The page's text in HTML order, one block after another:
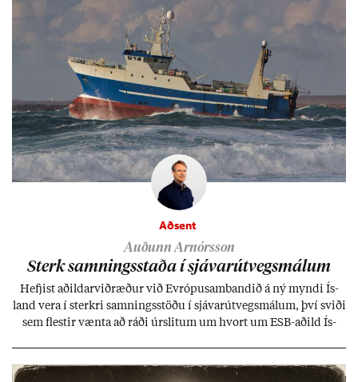
Aðsent
Auðunn Arnórsson
Sterk samn­ings­staða í sjáv­ar­út­vegs­mál­um
Hefj­ist að­ild­ar­við­ræð­ur við Evr­ópu­sam­band­ið á ný myndi Ís­
land vera í sterkri samn­ings­stöðu í sjáv­ar­út­vegs­mál­um, því sviði
sem flest­ir vænta að ráði úr­slit­um um hvort um ESB-að­ild Ís­
kerfi, en sveigj­an­leiki til lausna er um­tals­verð­ur.